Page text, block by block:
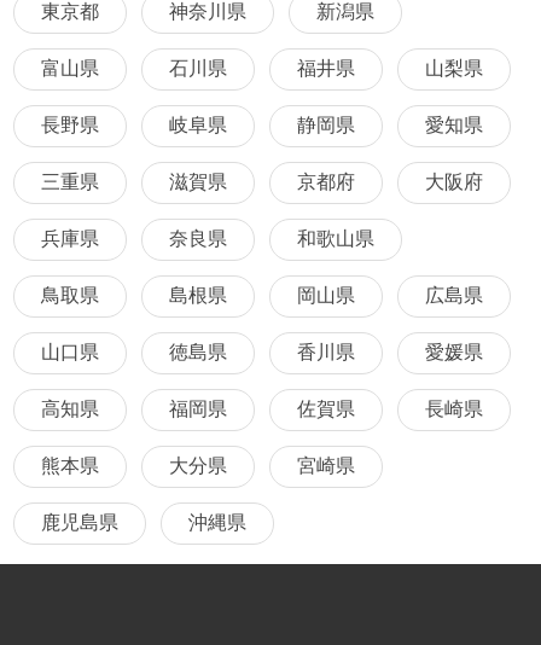
東京都 神奈川県 新潟県
富山県 石川県 福井県 山梨県
長野県 岐阜県 静岡県 愛知県
三重県 滋賀県 京都府 大阪府
兵庫県 奈良県 和歌山県
鳥取県 島根県 岡山県 広島県
山口県 徳島県 香川県 愛媛県
高知県 福岡県 佐賀県 長崎県
熊本県 大分県 宮崎県
鹿児島県 沖縄県